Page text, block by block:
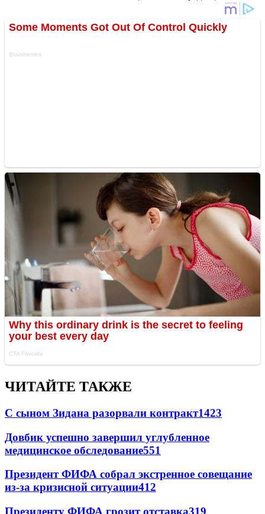
ЧИТАЙТЕ ТАКЖЕ
С сыном Зидана разорвали контракт1423
Довбик успешно завершил углубленное
медицинское обследование551
Президент ФИФА собрал экстренное совещание
из-за кризисной ситуации412
Президенту ФИФА грозит отставка319